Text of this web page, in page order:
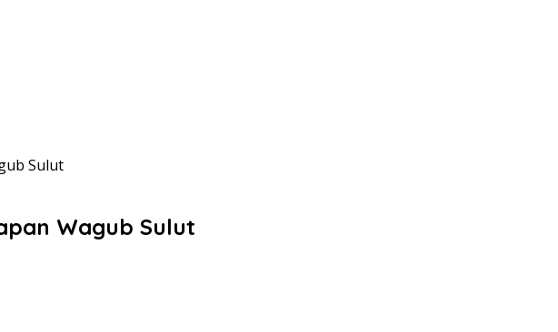
Sulut
Wagub Sulut